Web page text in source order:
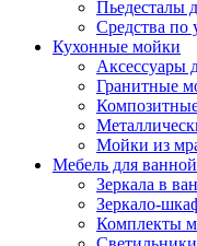
Пьедесталы
Средства по
Кухонные мойки
Аксессуары
Гранитные
Мойки из
Мебель для
Зеркала в
Зеркало-
Комплекты